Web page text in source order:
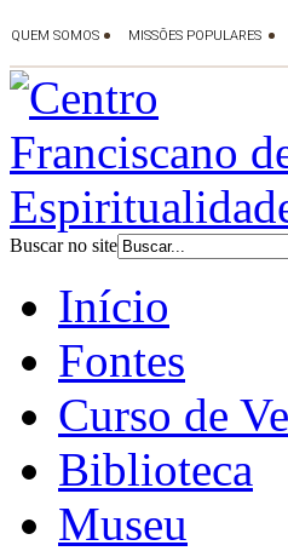
Buscar no site
Início
Fontes
Curso de
Biblioteca
Museu